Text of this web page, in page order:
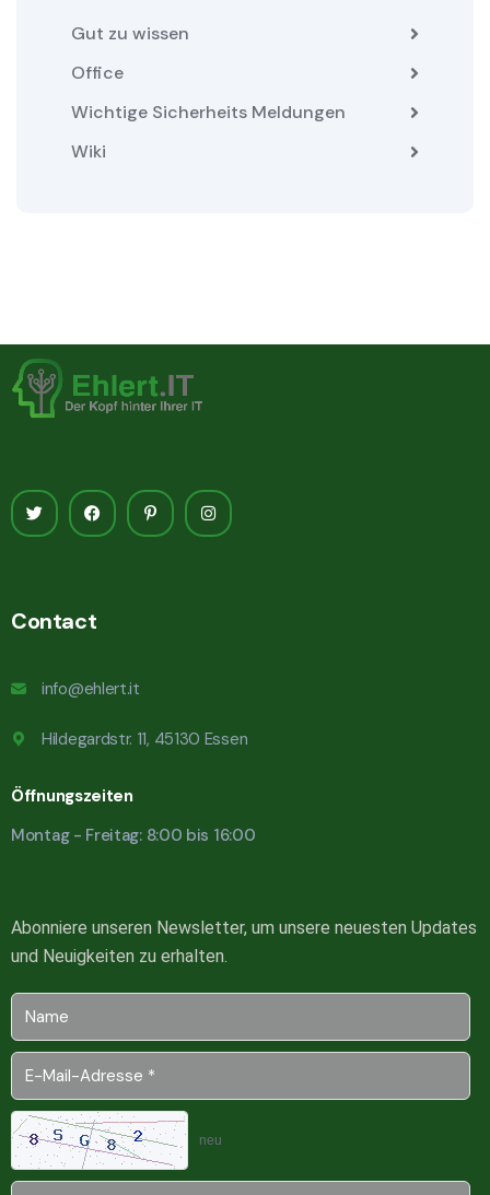
Gut zu wissen
Office
Wichtige Sicherheits Meldungen
Wiki
Contact
info@ehlert.it
Hildegardstr. 11, 45130 Essen
Öffnungszeiten
Montag - Freitag: 8:00 bis 16:00
Abonniere unseren Newsletter, um unsere neuesten Updates
und Neuigkeiten zu erhalten.
neu